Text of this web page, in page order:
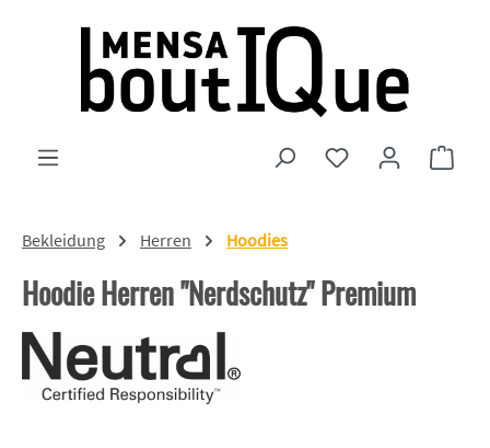
Zum Hauptinhalt springen
Du hast 0
Bekleidung Herren Hoodies
Hoodie Herren "Nerdschutz" Premium